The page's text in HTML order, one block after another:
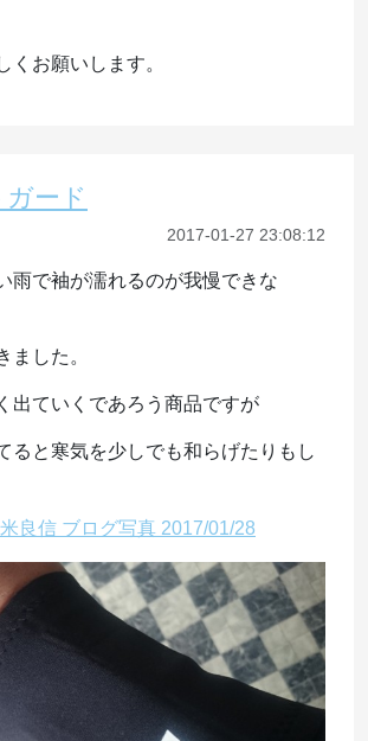
くお願いします。
ード
2017-01-27 23:08:12
雨で袖が濡れるのが我慢できな
ました。
出ていくであろう商品ですが
ると寒気を少しでも和らげたりもし